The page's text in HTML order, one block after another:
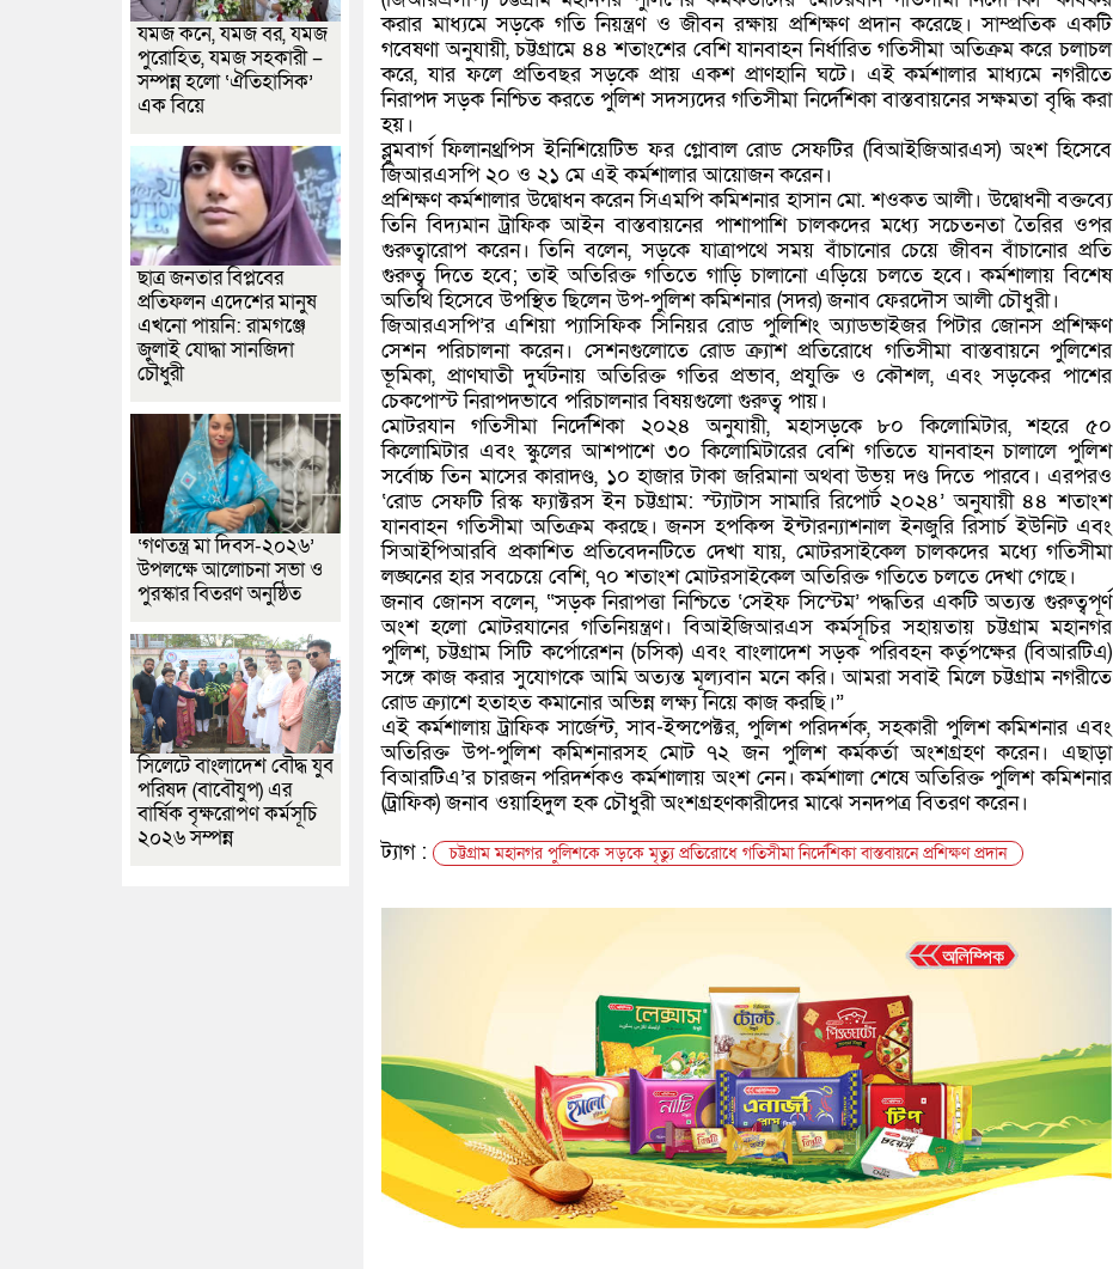
করার মাধ্যমে সড়কে গতি নিয়ন্ত্রণ ও জীবন রক্ষায় প্রশিক্ষণ প্রদান করেছে। সাম্প্রতিক একটি
গবেষণা অনুযায়ী, চট্টগ্রামে ৪৪ শতাংশের বেশি যানবাহন নির্ধারিত গতিসীমা অতিক্রম করে চলাচল
করে, যার ফলে প্রতিবছর সড়কে প্রায় একশ প্রাণহানি ঘটে। এই কর্মশালার মাধ্যমে নগরীতে
নিরাপদ সড়ক নিশ্চিত করতে পুলিশ সদস্যদের গতিসীমা নির্দেশিকা বাস্তবায়নের সক্ষমতা বৃদ্ধি করা
হয়।
ব্লুমবার্গ ফিলানথ্রপিস ইনিশিয়েটিভ ফর গ্লোবাল রোড সেফটির (বিআইজিআরএস) অংশ হিসেবে
জিআরএসপি ২০ ও ২১ মে এই কর্মশালার আয়োজন করেন।
প্রশিক্ষণ কর্মশালার উদ্বোধন করেন সিএমপি কমিশনার হাসান মো. শওকত আলী। উদ্বোধনী বক্তব্যে
তিনি বিদ্যমান ট্রাফিক আইন বাস্তবায়নের পাশাপাশি চালকদের মধ্যে সচেতনতা তৈরির ওপর
গুরুত্বারোপ করেন। তিনি বলেন, সড়কে যাত্রাপথে সময় বাঁচানোর চেয়ে জীবন বাঁচানোর প্রতি
গুরুত্ব দিতে হবে; তাই অতিরিক্ত গতিতে গাড়ি চালানো এড়িয়ে চলতে হবে। কর্মশালায় বিশেষ
অতিথি হিসেবে উপস্থিত ছিলেন উপ-পুলিশ কমিশনার (সদর) জনাব ফেরদৌস আলী চৌধুরী।
জিআরএসপি’র এশিয়া প্যাসিফিক সিনিয়র রোড পুলিশিং অ্যাডভাইজর পিটার জোনস প্রশিক্ষণ
সেশন পরিচালনা করেন। সেশনগুলোতে রোড ক্র্যাশ প্রতিরোধে গতিসীমা বাস্তবায়নে পুলিশের
ভূমিকা, প্রাণঘাতী দুর্ঘটনায় অতিরিক্ত গতির প্রভাব, প্রযুক্তি ও কৌশল, এবং সড়কের পাশের
চেকপোস্ট নিরাপদভাবে পরিচালনার বিষয়গুলো গুরুত্ব পায়।
মোটরযান গতিসীমা নির্দেশিকা ২০২৪ অনুযায়ী, মহাসড়কে ৮০ কিলোমিটার, শহরে ৫০
কিলোমিটার এবং স্কুলের আশপাশে ৩০ কিলোমিটারের বেশি গতিতে যানবাহন চালালে পুলিশ
সর্বোচ্চ তিন মাসের কারাদণ্ড, ১০ হাজার টাকা জরিমানা অথবা উভয় দণ্ড দিতে পারবে। এরপরও
‘রোড সেফটি রিস্ক ফ্যাক্টরস ইন চট্টগ্রাম: স্ট্যাটাস সামারি রিপোর্ট ২০২৪’ অনুযায়ী ৪৪ শতাংশ
যানবাহন গতিসীমা অতিক্রম করছে। জনস হপকিন্স ইন্টারন্যাশনাল ইনজুরি রিসার্চ ইউনিট এবং
সিআইপিআরবি প্রকাশিত প্রতিবেদনটিতে দেখা যায়, মোটরসাইকেল চালকদের মধ্যে গতিসীমা
লঙ্ঘনের হার সবচেয়ে বেশি, ৭০ শতাংশ মোটরসাইকেল অতিরিক্ত গতিতে চলতে দেখা গেছে।
জনাব জোনস বলেন, “সড়ক নিরাপত্তা নিশ্চিতে ‘সেইফ সিস্টেম’ পদ্ধতির একটি অত্যন্ত গুরুত্বপূর্ণ
অংশ হলো মোটরযানের গতিনিয়ন্ত্রণ। বিআইজিআরএস কর্মসূচির সহায়তায় চট্টগ্রাম মহানগর
পুলিশ, চট্টগ্রাম সিটি কর্পোরেশন (চসিক) এবং বাংলাদেশ সড়ক পরিবহন কর্তৃপক্ষের (বিআরটিএ)
সঙ্গে কাজ করার সুযোগকে আমি অত্যন্ত মূল্যবান মনে করি। আমরা সবাই মিলে চট্টগ্রাম নগরীতে
রোড ক্র্যাশে হতাহত কমানোর অভিন্ন লক্ষ্য নিয়ে কাজ করছি।”
এই কর্মশালায় ট্রাফিক সার্জেন্ট, সাব-ইন্সপেক্টর, পুলিশ পরিদর্শক, সহকারী পুলিশ কমিশনার এবং
অতিরিক্ত উপ-পুলিশ কমিশনারসহ মোট ৭২ জন পুলিশ কর্মকর্তা অংশগ্রহণ করেন। এছাড়া
বিআরটিএ’র চারজন পরিদর্শকও কর্মশালায় অংশ নেন। কর্মশালা শেষে অতিরিক্ত পুলিশ কমিশনার
(ট্রাফিক) জনাব ওয়াহিদুল হক চৌধুরী অংশগ্রহণকারীদের মাঝে সনদপত্র বিতরণ করেন।
ট্যাগ :
চট্টগ্রাম মহানগর পুলিশকে সড়কে মৃত্যু প্রতিরোধে গতিসীমা নির্দেশিকা বাস্তবায়নে প্রশিক্ষণ প্রদান
যমজ কনে, যমজ বর, যমজ
পুরোহিত, যমজ সহকারী –
সম্পন্ন হলো ‘ঐতিহাসিক’
এক বিয়ে
ছাত্র জনতার বিপ্লবের
প্রতিফলন এদেশের মানুষ
এখনো পায়নি: রামগঞ্জে
জুলাই যোদ্ধা সানজিদা
চৌধুরী
‘গণতন্ত্র মা দিবস-২০২৬’
উপলক্ষে আলোচনা সভা ও
পুরস্কার বিতরণ অনুষ্ঠিত
সিলেটে বাংলাদেশ বৌদ্ধ যুব
পরিষদ (বাবৌযুপ) এর
বার্ষিক বৃক্ষরোপণ কর্মসূচি
২০২৬ সম্পন্ন